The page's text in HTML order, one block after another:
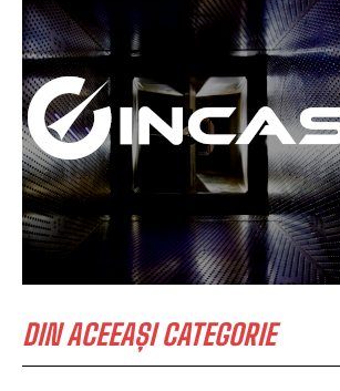
DIN ACEEAȘI CATEGORIE